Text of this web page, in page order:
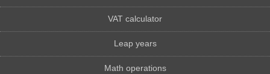
VAT calculator
Leap years
Math operations